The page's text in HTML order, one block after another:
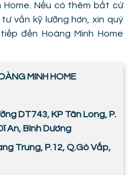
Home. Nếu có thêm bất cứ
vấn kỹ lưỡng hơn, xin quý
đến Hoàng Minh Home
MINH HOME
DT743, KP Tân Long, P.
An, Bình Dương
Trung, P.12, Q.Gò Vấp,